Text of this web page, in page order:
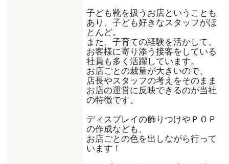
子ども靴を扱うお店ということも
あり、子ども好きなスタッフがほ
とんど。
また、子育ての経験を活かして、
お客様に寄り添う接客をしている
社員も多く活躍しています。
お店ごとの裁量が大きいので、
店長やスタッフの考えをそのまま
お店の運営に反映できるのが当社
の特徴です。
ディスプレイの飾りつけやＰＯＰ
の作成なども、
お店ごとの色を出しながら行って
います！